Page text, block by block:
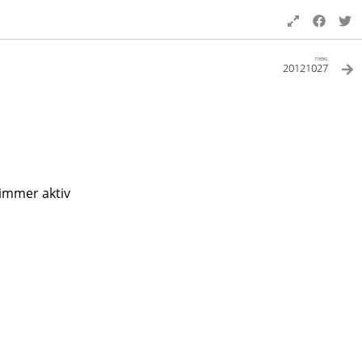
next
20121027
aktiv